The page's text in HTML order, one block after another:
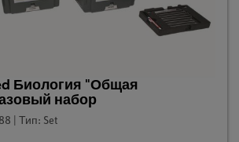
Биология "Общая
набор
| Тип: Set